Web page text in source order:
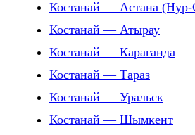
Костанай — Астана (Нур-
Костанай — Атырау
Костанай — Караганда
Костанай — Тараз
Костанай — Уральск
Костанай — Шымкент